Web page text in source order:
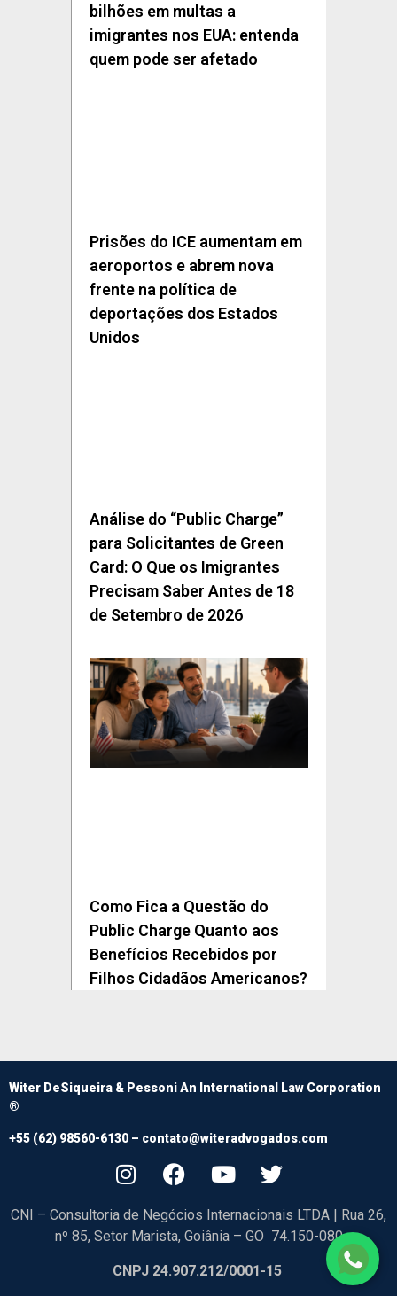
bilhões em multas a
imigrantes nos EUA: entenda
quem pode ser afetado
Prisões do ICE aumentam em
aeroportos e abrem nova
frente na política de
deportações dos Estados
Unidos
Análise do “Public Charge”
para Solicitantes de Green
Card: O Que os Imigrantes
Precisam Saber Antes de 18
de Setembro de 2026
Como Fica a Questão do
Public Charge Quanto aos
Benefícios Recebidos por
Filhos Cidadãos Americanos?
Witer DeSiqueira & Pessoni An International Law Corporation
®
+55 (62) 98560-6130 – contato@witeradvogados.com
CNI – Consultoria de Negócios Internacionais LTDA | Rua 26,
nº 85, Setor Marista, Goiânia – GO 74.150-080
CNPJ 24.907.212/0001-15